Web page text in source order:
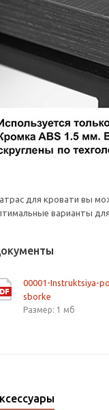
для кровати вы
варианты
00001-Instruktsiya-
sborke
Размер: 1 мб